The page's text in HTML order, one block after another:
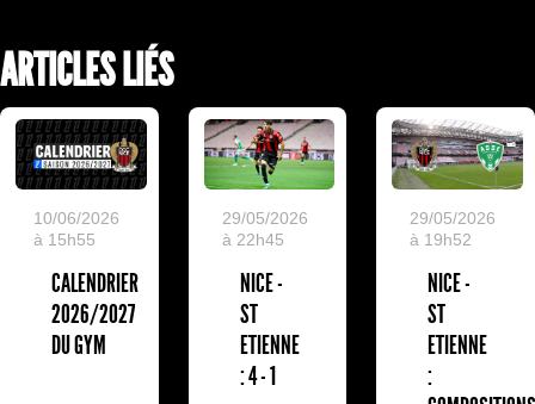
ARTICLES LIÉS
10/06/2026
à 15h55
CALENDRIER
2026/2027
DU GYM
29/05/2026
à 22h45
NICE -
ST
ETIENNE
: 4 - 1
29/05/2026
à 19h52
NICE -
ST
ETIENNE
: